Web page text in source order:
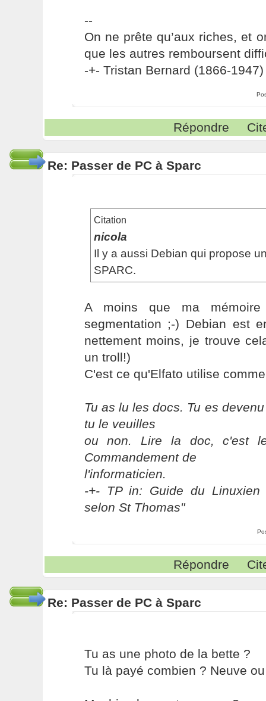
--
On ne prête qu’aux riches, et
que les autres remboursent
-+- Tristan Bernard (1866-1947)
Répondre
Re: Passer de PC à Sparc
Citation
nicola
Il y a aussi Debian qui propose
SPARC.
A moins que ma
segmentation ;-) Debian est
nettement moins, je trouve
un troll!)
C'est ce qu'Elfato utilise
Tu as lu les docs. Tu es
tu le veuilles
ou non. Lire la doc, c'est
Commandement de
l'informaticien.
-+- TP in: Guide du Linuxien
selon St Thomas"
Répondre
Re: Passer de PC à Sparc
Tu as une photo de la bette ?
Tu là payé combien ? Neuve